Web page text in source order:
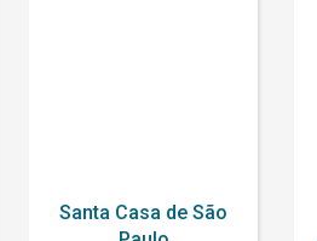
Santa Casa de São